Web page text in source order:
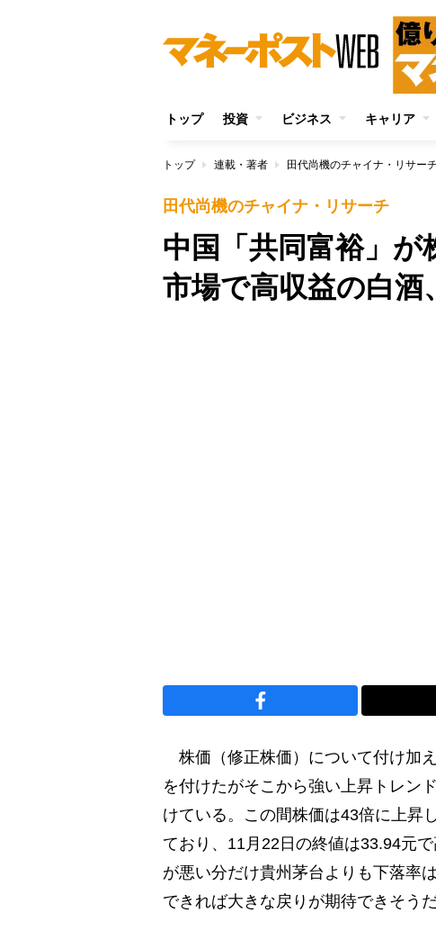
トップ 投資 ビジネス キャリア
トップ 連載・著者 田代尚機のチャイナ・リサーチ
田代尚機のチャイナ・リサーチ
中国「共同富裕」
市場で高収益の白酒
株価（修正株価）について付け加
を付けたがそこから強い上昇トレン
けている。この間株価は43倍に上昇
ており、11月22日の終値は33.94元
が悪い分だけ貴州茅台よりも下落率
できれば大きな戻りが期待できそうだ